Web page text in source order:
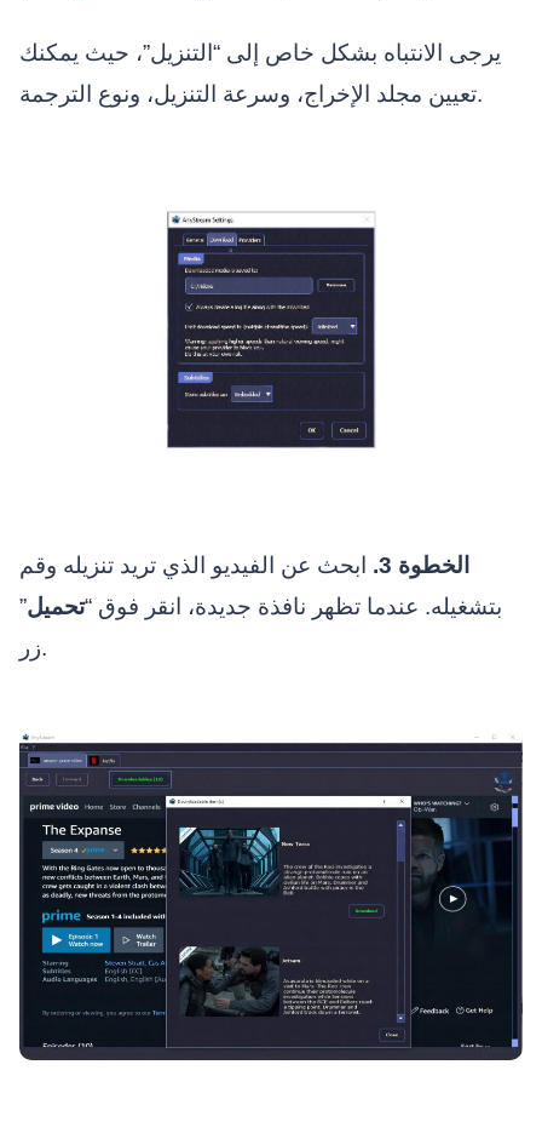
يرجى الانتباه بشكل خاص إلى “التنزيل”، حيث يمكنك
تعيين مجلد الإخراج، وسرعة التنزيل، ونوع الترجمة.
الخطوة 3.
ابحث عن الفيديو الذي تريد تنزيله وقم
بتشغيله. عندما تظهر نافذة جديدة، انقر فوق “تحميل”
زر.